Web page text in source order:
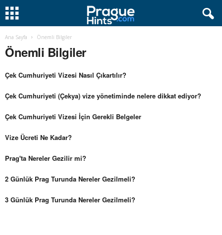
Ana Sayfa Önemli Bilgiler
Önemli Bilgiler
Çek Cumhuriyeti Vizesi Nasıl Çıkartılır?
Çek Cumhuriyeti (Çekya) vize yönetiminde nelere dikkat ediyor?
Çek Cumhuriyeti Vizesi İçin Gerekli Belgeler
Vize Ücreti Ne Kadar?
Prag'ta Nereler Gezilir mi?
2 Günlük Prag Turunda Nereler Gezilmeli?
3 Günlük Prag Turunda Nereler Gezilmeli?